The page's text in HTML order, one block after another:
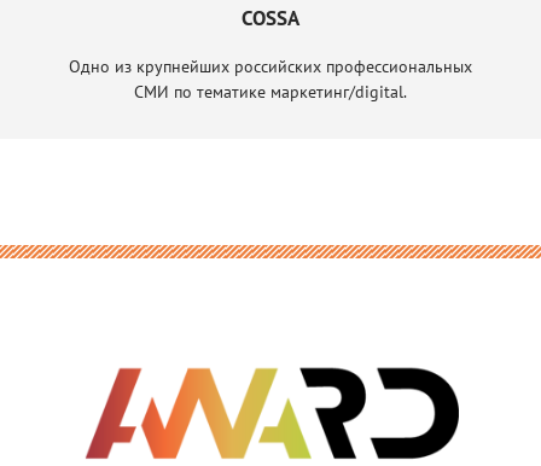
COSSA
Одно из крупнейших российских профессиональных
СМИ по тематике маркетинг/digital.